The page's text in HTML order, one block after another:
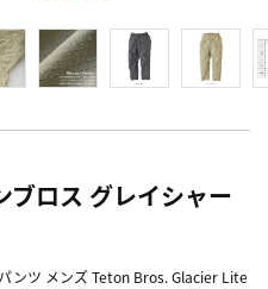
ロス グレイシャー
ンツ メンズ Teton Bros. Glacier Lite